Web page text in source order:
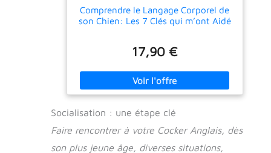
Comprendre le Langage Corporel de
son Chien: Les 7 Clés qui m’ont Aidé
Le Chien et ... Chien | Éducation
17,90 €
Socialisation : une étape clé
Faire rencontrer à votre Cocker Anglais, dès
son plus jeune âge, diverses situations,